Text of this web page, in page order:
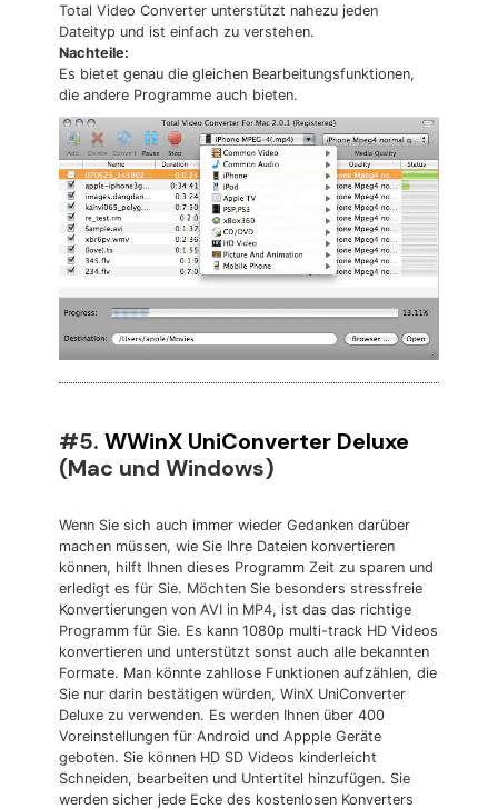
Total Video Converter unterstützt nahezu jeden
Dateityp und ist einfach zu verstehen.
Nachteile:
Es bietet genau die gleichen Bearbeitungsfunktionen,
die andere Programme auch bieten.
#5.WWinX UniConverter Deluxe
(Mac und Windows)
Wenn Sie sich auch immer wieder Gedanken darüber
machen müssen, wie Sie Ihre Dateien konvertieren
können, hilft Ihnen dieses Programm Zeit zu sparen und
erledigt es für Sie. Möchten Sie besonders stressfreie
Konvertierungen von AVI in MP4, ist das das richtige
Programm für Sie. Es kann 1080p multi-track HD Videos
konvertieren und unterstützt sonst auch alle bekannten
Formate. Man könnte zahllose Funktionen aufzählen, die
Sie nur darin bestätigen würden, WinX UniConverter
Deluxe zu verwenden. Es werden Ihnen über 400
Voreinstellungen für Android und Appple Geräte
geboten. Sie können HD SD Videos kinderleicht
Schneiden, bearbeiten und Untertitel hinzufügen. Sie
werden sicher jede Ecke des kostenlosen Konverters